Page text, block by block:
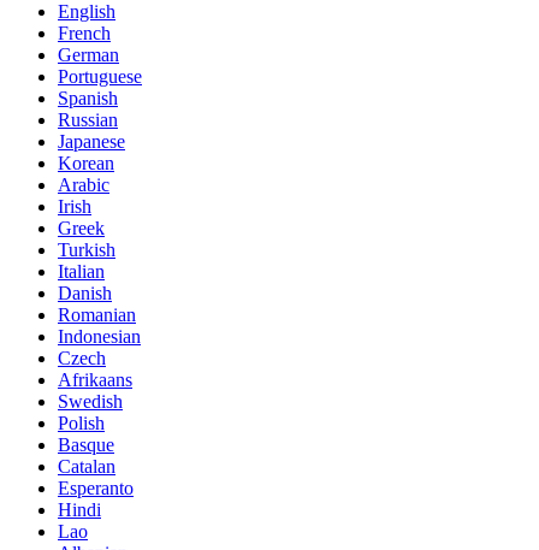
English
French
German
Portuguese
Spanish
Russian
Japanese
Korean
Arabic
Irish
Greek
Turkish
Italian
Danish
Romanian
Indonesian
Czech
Afrikaans
Swedish
Polish
Basque
Catalan
Esperanto
Hindi
Lao